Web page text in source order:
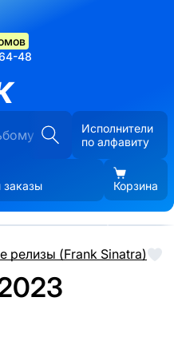
48
Исполнители
по алфавиту
заказы Корзина
релизы (Frank Sinatra)